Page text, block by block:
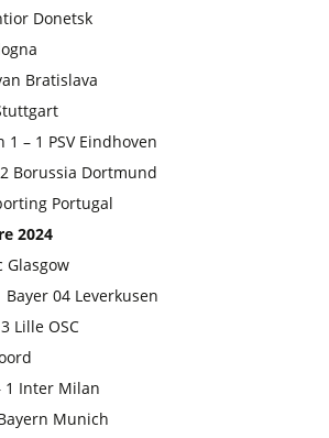
Donetsk
Bratislava
– 1 PSV Eindhoven
Borussia Dortmund
Portugal
2024
Glasgow
04 Leverkusen
Lille OSC
1 Inter Milan
Munich